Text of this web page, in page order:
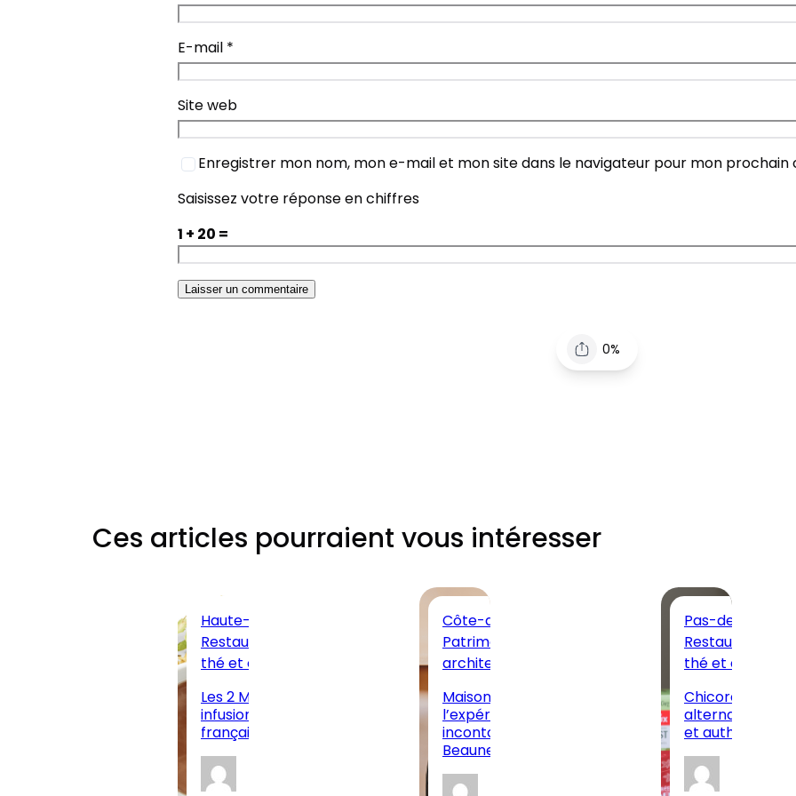
E-mail *
Site web
Enregistrer mon nom, mon e-mail et mon site dans le navigateur pour mon prochain
Saisissez votre réponse en chiffres
1 + 20 =
0%
Ces articles pourraient vous intéresser
Haute-Savoie
Restaurants, salons de
thé et cafés
Les 2 Marmottes : l’art des
infusions naturelles
françaises depuis 1976
Côte-d’Or
Patrimoine
architectural
Maison Champy :
l’expérience œnotouristique
incontournable au cœur de
Beaune
Pas-de-Calais
Restaurants,
thé et cafés
Chicorée Leroux
alternative café
et authentique